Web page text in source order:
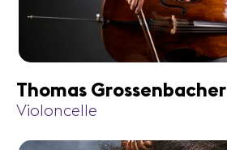
Thomas Grossenbacher
Violoncelle